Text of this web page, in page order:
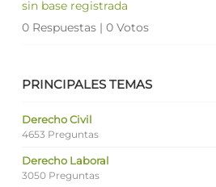
sin base registrada
0 Respuestas | 0 Votos
PRINCIPALES TEMAS
Derecho Civil
4653 Preguntas
Derecho Laboral
3050 Preguntas